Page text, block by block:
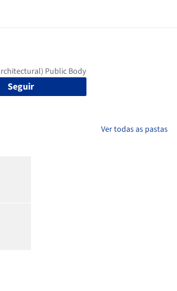
Seguir
Ver todas as pastas